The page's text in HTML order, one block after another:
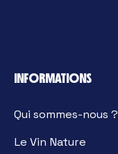
INFORMATIONS
Qui sommes-nous ?
Le Vin Nature